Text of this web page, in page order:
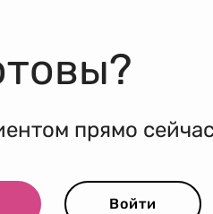
прямо
Войти